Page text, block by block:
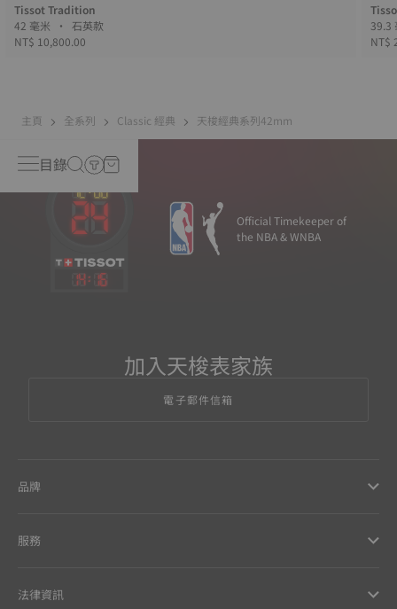
Tissot Tradition
42 毫米 • 石英款
NT$ 10,800.00
NT$
主頁 全系列 Classic 經典 天梭經典系列42mm
目錄
14: 16
Official Timekeeper of
the NBA & WNBA
加入天梭表家族
電子郵件信箱
品牌
服務
法律資訊